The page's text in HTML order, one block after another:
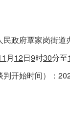
民政府覃家岗街道
月 12日 9时30分至
开始时间）：